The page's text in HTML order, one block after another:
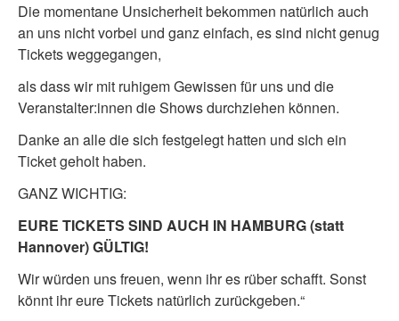
Die momentane Unsicherheit bekommen natürlich auch
an uns nicht vorbei und ganz einfach, es sind nicht genug
Tickets weggegangen,
als dass wir mit ruhigem Gewissen für uns und die
Veranstalter:innen die Shows durchziehen können.
Danke an alle die sich festgelegt hatten und sich ein
Ticket geholt haben.
GANZ WICHTIG:
EURE TICKETS SIND AUCH IN HAMBURG (statt
Hannover) GÜLTIG!
Wir würden uns freuen, wenn ihr es rüber schafft. Sonst
könnt ihr eure Tickets natürlich zurückgeben.“